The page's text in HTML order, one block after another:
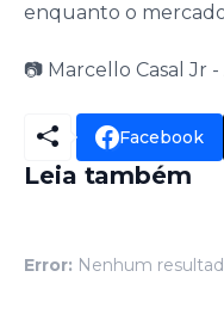
enquanto o mercado
📷 Marcello Casal Jr -
Facebook
Leia também
Error: Nenhum